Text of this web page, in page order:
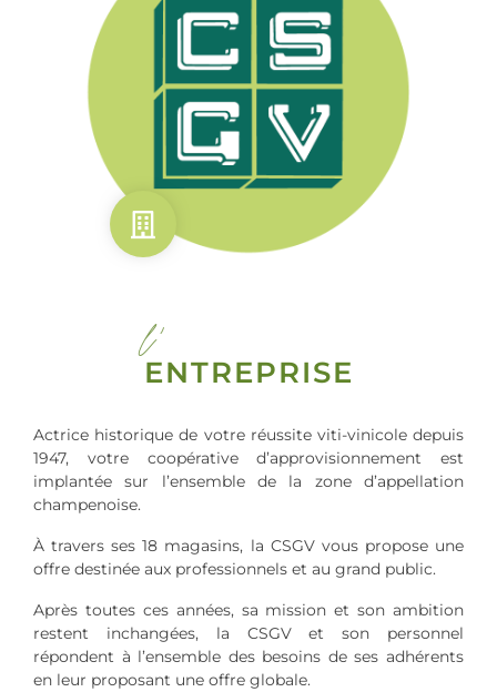
l'
ENTREPRISE
Actrice historique de votre réussite viti-vinicole depuis
1947, votre coopérative d’approvisionnement est
implantée sur l’ensemble de la zone d’appellation
champenoise.
À travers ses 18 magasins, la CSGV vous propose une
offre destinée aux professionnels et au grand public.
Après toutes ces années, sa mission et son ambition
restent inchangées, la CSGV et son personnel
répondent à l’ensemble des besoins de ses adhérents
en leur proposant une offre globale.